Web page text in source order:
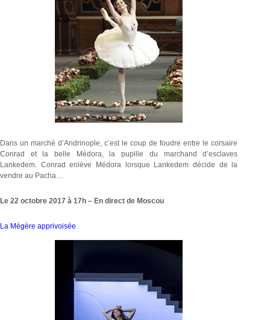
Dans un marché d’Andrinople, c’est le coup de foudre entre le corsaire
Conrad et la belle Médora, la pupille du marchand d’esclaves
Lankedem. Conrad enlève Médora lorsque Lankedem décide de la
vendre au Pacha…
Le 22 octobre 2017 à 17h – En direct de Moscou
La Mégère apprivoisée